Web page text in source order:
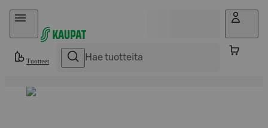
Hyppää sisältöön
Tuotteet